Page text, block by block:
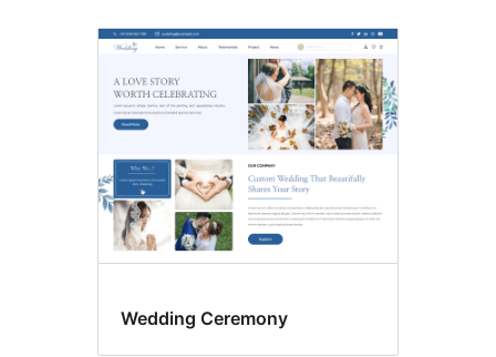
Wedding Ceremony